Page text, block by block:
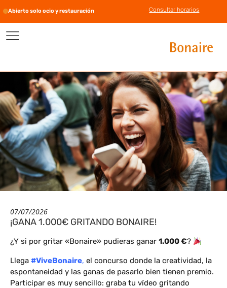
Abierto solo ocio y restauración Consultar horarios
07/07/2026
¡GANA 1.000€ GRITANDO BONAIRE!
¿Y si por gritar «Bonaire» pudieras ganar 1.000 €?
Llega #ViveBonaire, el concurso donde la creatividad, la
espontaneidad y las ganas de pasarlo bien tienen premio.
Participar es muy sencillo: graba tu vídeo gritando